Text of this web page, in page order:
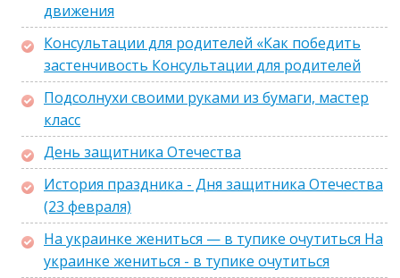
движения
Консультации для родителей «Как победить
застенчивость Консультации для родителей
Подсолнухи своими руками из бумаги, мастер
класс
День защитника Отечества
История праздника - Дня защитника Отечества
(23 февраля)
На украинке жениться — в тупике очутиться На
украинке жениться - в тупике очутиться